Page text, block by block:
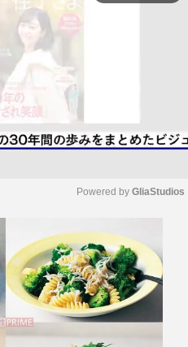
u
t
e
Powered by GliaStudios